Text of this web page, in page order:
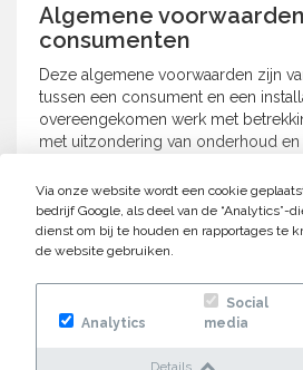
Algemene voorwaarden
consumenten
Deze algemene voorwaarden zijn
tussen een consument en een
overeengekomen werk met
met uitzondering van onderhoud
onderhoud/service-abonnement.
Download de voorwaarden
Michorius Master
voorwaarden
Via onze website wordt een cookie
bedrijf Google, als deel van de
dienst om bij te houden en rapportages te
de website gebruiken.
Analytics
Social
media
Details